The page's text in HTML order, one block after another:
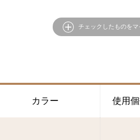
チェックしたものを
カラー 使用